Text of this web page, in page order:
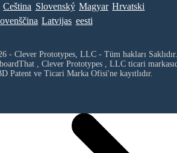
Ceština Slovenský Magyar Hrvatski
Latvijas eesti
- Clever Prototypes, LLC - Tüm hakları Saklıdır.
, Clever Prototypes , LLCticari
Patent ve Ticari Marka Ofisi'ne kayıtlıdır.